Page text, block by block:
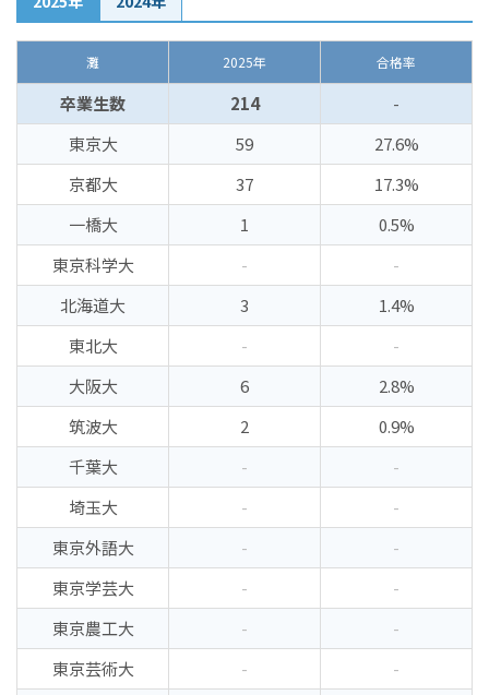
灘 2025年 合格率
卒業生数 214
-
東京大
59
27.6%
京都大
37
17.3%
一橋大
1
0.5%
東京科学大
-
-
北海道大
3
1.4%
東北大
-
-
大阪大
6
2.8%
筑波大
2
0.9%
千葉大
-
-
埼玉大
-
-
東京外語大
-
-
東京学芸大
-
-
東京農工大
-
-
東京芸術大
-
-